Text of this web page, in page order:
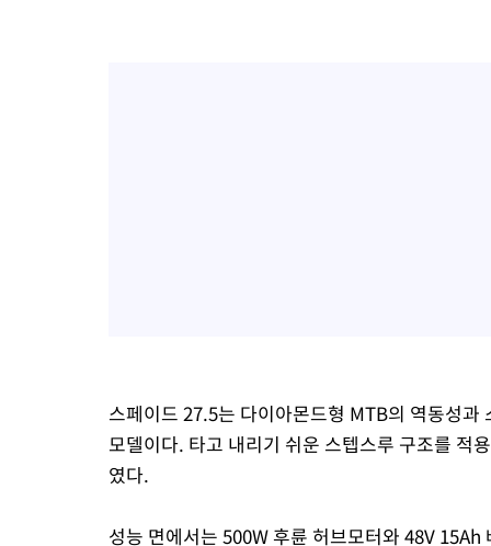
스페이드 27.5는 다이아몬드형 MTB의 역동성
모델이다. 타고 내리기 쉬운 스텝스루 구조를 적
였다.
성능 면에서는 500W 후륜 허브모터와 48V